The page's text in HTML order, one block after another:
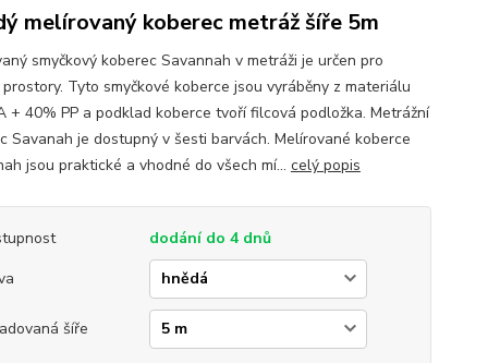
melírovaný koberec metráž šíře 5m
smyčkový koberec Savannah v metráži je určen pro
Tyto smyčkové koberce jsou vyráběny z materiálu
+ 40% PP a podklad koberce tvoří filcová podložka. Metrážní
Savanah je dostupný v šesti barvách. Melírované koberce
jsou praktické a vhodné do všech mí... celý popis
dodání do 4 dnů
šíře